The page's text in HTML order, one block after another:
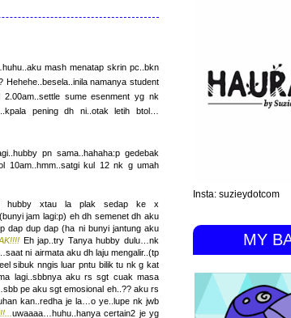
mash menatap skrin pc..bkn
namanya student
2.00am..settle sume esenment yg nk
pening dh ni..otak letih btol…
pn sama..hahaha:p gedebak
kul 12 nk g umah
hubby xtau la plak sedap ke x
jam lagi:p) eh dh semenet dh aku
dap dup dap (ha ni bunyi jantung aku
Eh jap..try Tanya hubby dulu…nk
ni airmata aku dh laju mengalir..(tp
sibuk nngis luar pntu bilik tu nk g kat
lagi..sbbnya aku rs sgt cuak masa
pe aku sgt emosional eh..?? aku rs
kan..redha je la…o ye..lupe nk jwb
uwaaaa…huhu..hanya certain2 je yg
Insta: suzieydotcom
MY